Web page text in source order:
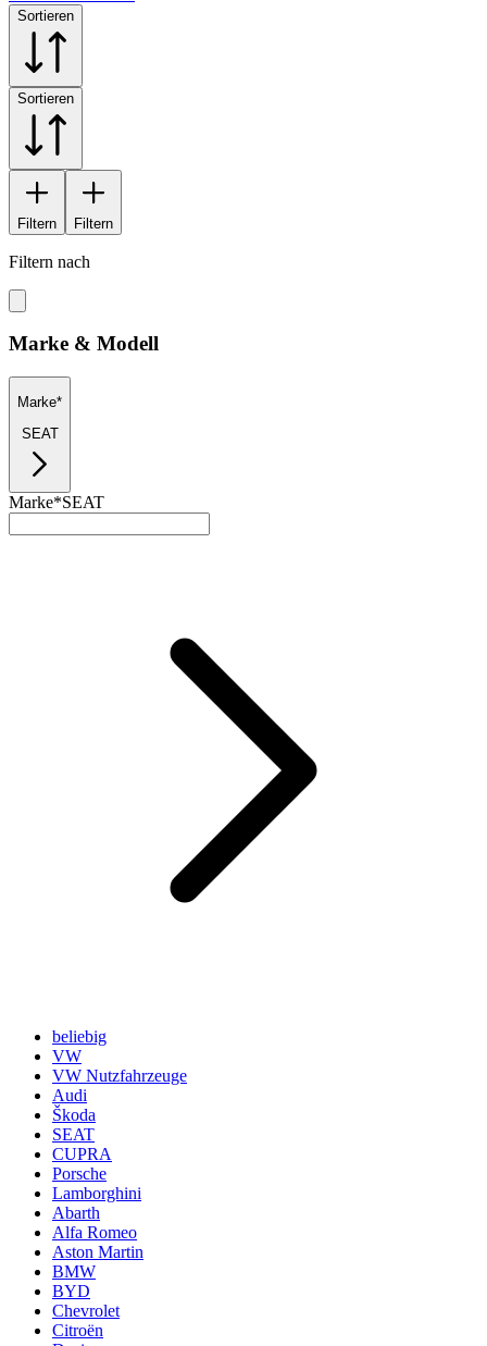
Sortieren
Sortieren
Filtern Filtern
Filtern nach
Marke & Modell
Marke*
SEAT
Marke*SEAT
beliebig
VW
VW Nutzfahrzeuge
Audi
Škoda
SEAT
CUPRA
Porsche
Lamborghini
Abarth
Alfa Romeo
Aston Martin
BMW
BYD
Chevrolet
Citroën